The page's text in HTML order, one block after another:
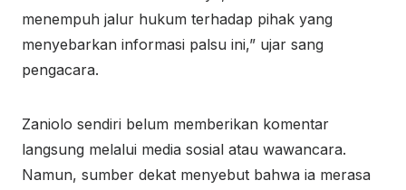
menempuh jalur hukum terhadap pihak yang
menyebarkan informasi palsu ini,” ujar sang
pengacara.
Zaniolo sendiri belum memberikan komentar
langsung melalui media sosial atau wawancara.
Namun, sumber dekat menyebut bahwa ia merasa